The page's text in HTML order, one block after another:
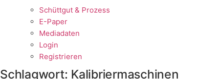
Schüttgut & Prozess
E-Paper
Mediadaten
Login
Registrieren
Schlagwort: Kalibriermaschinen